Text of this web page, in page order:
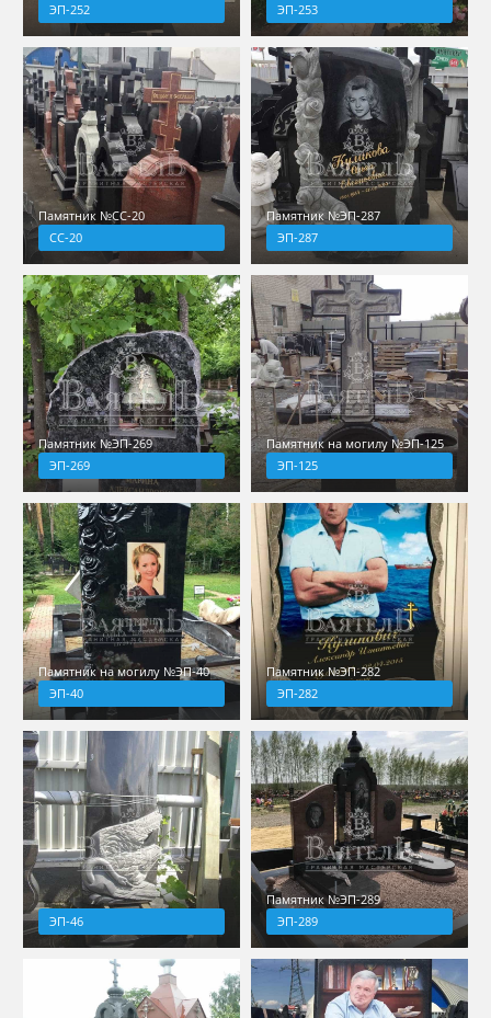
ЭП-252
ЭП-253
Памятник №СС-20
СС-20
Памятник №ЭП-287
ЭП-287
Памятник №ЭП-269
ЭП-269
Памятник на могилу №ЭП-125
ЭП-125
Памятник на могилу №ЭП-40
ЭП-40
Памятник №ЭП-282
ЭП-282
ЭП-46
Памятник №ЭП-289
ЭП-289